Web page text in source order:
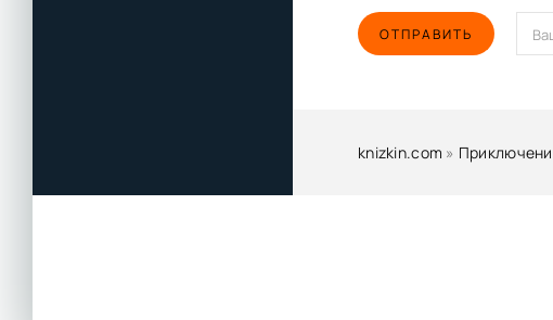
ОТПРАВИТЬ
knizkin.com »